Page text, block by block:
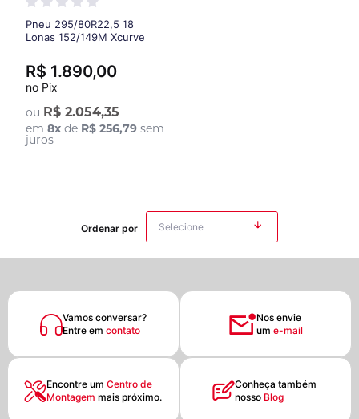
Pneu 295/80R22,5 18
Lonas 152/149M Xcurve
(250 mm) e sulcos mais
profundos (17mm)
ou R$ 2.054,35
em8x de R$ 256,79 sem
juros
R$ 1.890,00
no Pix
Ordenar por
Vamos conversar?
Entre em contato
Nos envie
um e-mail
Encontre umCentro de
Montagemmais próximo.
Conheça também
nosso Blog